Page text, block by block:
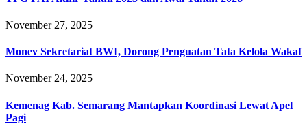
November 27, 2025
Monev Sekretariat BWI, Dorong Penguatan Tata Kelola Wakaf
November 24, 2025
Kemenag Kab. Semarang Mantapkan Koordinasi Lewat Apel
Pagi